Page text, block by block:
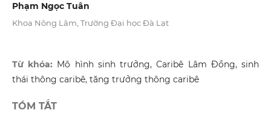
Phạm Ngọc Tuân
Khoa Nông Lâm, Trường Đại học Đà Lạt
Từ khóa: Mô hình sinh trưởng, Caribê Lâm Đồng, sinh
thái thông caribê, tăng trưởng thông caribê
TÓM TẮT